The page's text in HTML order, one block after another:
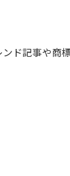
ド記事や商